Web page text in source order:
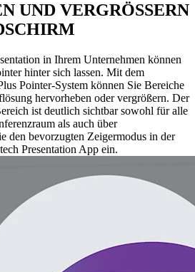
UND VERGRÖSSERN
in Ihrem Unternehmen können
hinter sich lassen. Mit dem
Pointer-System können Sie Bereiche
hervorheben oder vergrößern. Der
ist deutlich sichtbar sowohl für alle
als auch über
den bevorzugten Zeigermodus in der
Presentation App ein.